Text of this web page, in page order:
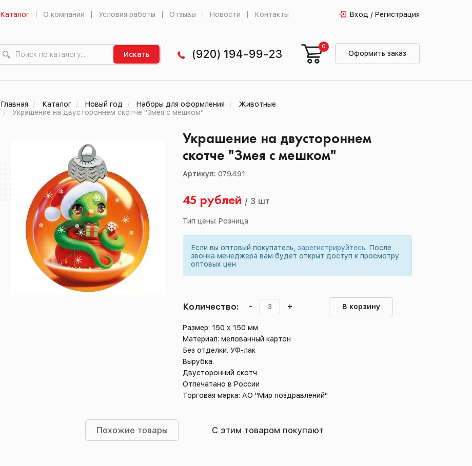
Каталог О компании Условия работы Отзывы Новости Контакты Вход / Регистрация
Искать (920) 194-99-23 Оформить заказ
0
Главная Каталог Новый год Наборы для оформления
Животные
Украшение на двустороннем скотче "Змея с мешком"
Украшение на двустороннем
скотче "Змея с мешком"
Артикул:079.491
45 рублей / 3 шт
Тип цены: Розница
Если вы оптовый покупатель,зарегистрируйтесь. После
звонка менеджера вам будет открыт доступ к просмотру
оптовых цен
Количество: - + В корзину
Размер: 150 х 150 мм
Материал: мелованный картон
Без отделки. УФ-лак
Вырубка.
Двусторонний скотч
Отпечатано в России
Торговая марка: АО "Мир поздравлений"
Похожие товары С этим товаром покупают